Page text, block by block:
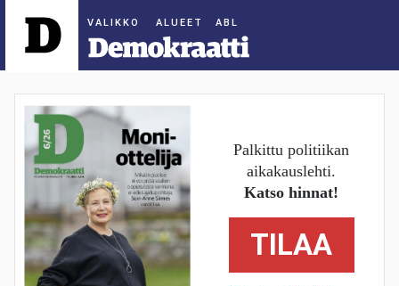
ALUEET
Palkittu politiikan
aikakauslehti.
Katso hinnat!
TILAA